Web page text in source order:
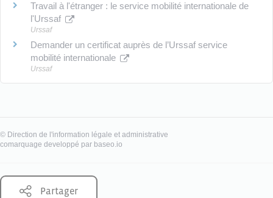
Travail à l'étranger : le service mobilité internationale de
l'Urssaf
Urssaf
Demander un certificat auprès de l’Urssaf service
mobilité internationale
Urssaf
© Direction de l'information légale et administrative
comarquage developpé par baseo.io
Partager